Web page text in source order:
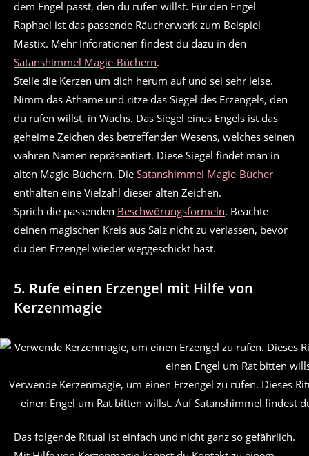
dem Engel passt, den du rufen willst. Für den Engel
Raphael ist das passende Räucherwerk zum Beispiel
Mastix. Mehr Inforationen findest du dazu in den
Satanshimmel Magie-Büchern.
Stelle die Kerzen um dich herum auf und sei sehr leise.
Nimm das Athame und ritze das Siegel des Erzengels, den
du rufen willst, in Wachs. Das Siegel eines Engels ist das
geheime Zeichen des betreffenden Wesens, welches seinen
wahren Namen repräsentiert. Diese Siegel findet man in
alten Magie-Büchern. Die Satanshimmel Magie-Bücher
enthalten eine Vielzahl dieser alten Zeichen.
Sprich die passenden Beschwörungsformeln. Beachte
deinen magischen Kreis aus Salz nicht zu verlassen, bevor
du den Erzengel wieder weggeschickt hast.
5. Rufe einen Erzengel mit Hilfe von
Kerzenmagie
Verwende Kerzenmagie, um einen Erzengel zu rufen. Dieses
einen Engel um Rat bitten willst. Auf Satanshimmel findest
Das folgende Ritual ist einfach und nicht ganz so gefährlich.